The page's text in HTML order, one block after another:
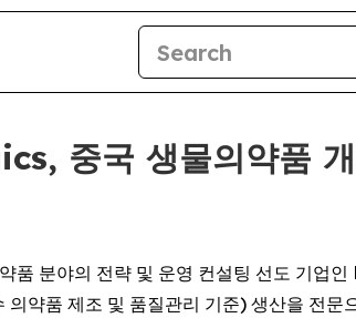
중국 생물의약품 개
품 분야의 전략 및 운영 컨설팅 선도 기업
품 제조 및 품질관리 기준) 생산을 전문